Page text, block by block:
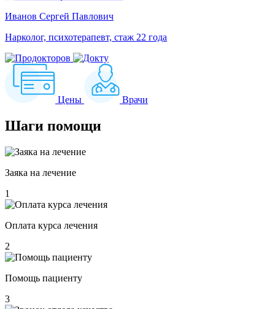
Иванов Сергей Павлович
Нарколог, психотерапевт, стаж 22 года
Цены Врачи
Шаги помощи
Заяка на лечение
1
Оплата курса лечения
2
Помощь пациенту
3